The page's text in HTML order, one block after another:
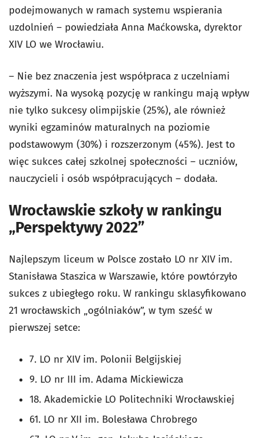
podejmowanych w ramach systemu wspierania
uzdolnień – powiedziała Anna Maćkowska, dyrektor
XIV LO we Wrocławiu.
– Nie bez znaczenia jest współpraca z uczelniami
wyższymi. Na wysoką pozycję w rankingu mają wpływ
nie tylko sukcesy olimpijskie (25%), ale również
wyniki egzaminów maturalnych na poziomie
podstawowym (30%) i rozszerzonym (45%). Jest to
więc sukces całej szkolnej społeczności – uczniów,
nauczycieli i osób współpracujących – dodała.
Wrocławskie szkoły w rankingu
„Perspektywy 2022”
Najlepszym liceum w Polsce zostało LO nr XIV im.
Stanisława Staszica w Warszawie, które powtórzyło
sukces z ubiegłego roku. W rankingu sklasyfikowano
21 wrocławskich „ogólniaków”, w tym sześć w
pierwszej setce:
7. LO nr XIV im. Polonii Belgijskiej
9. LO nr III im. Adama Mickiewicza
18. Akademickie LO Politechniki Wrocławskiej
61. LO nr XII im. Bolesława Chrobrego